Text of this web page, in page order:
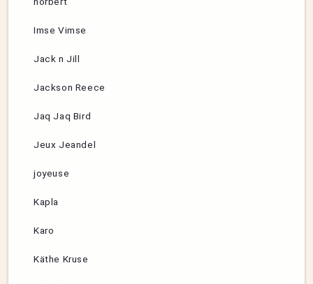
Imse Vimse
Jack n Jill
Jackson Reece
Jaq Jaq Bird
Jeux Jeandel
joyeuse
Kapla
Karo
Käthe Kruse